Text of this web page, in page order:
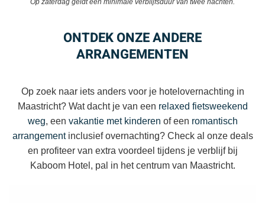
ONTDEK ONZE ANDERE
ARRANGEMENTEN
Op zoek naar iets anders voor je hotelovernachting in
Maastricht? Wat dacht je van een relaxed fietsweekend
weg, een vakantie met kinderen of een romantisch
arrangementinclusief overnachting? Check al onze deals
en profiteer van extra voordeel tijdens je verblijf bij
Kaboom Hotel, pal in het centrum van Maastricht.